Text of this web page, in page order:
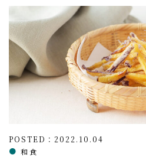
POSTED：2022.10.04
和食